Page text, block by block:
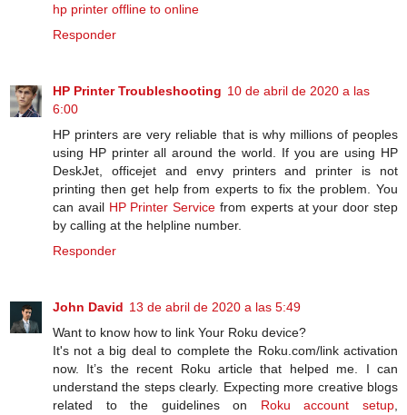
hp printer offline to online
Responder
HP Printer Troubleshooting 10 de abril de 2020 a las
6:00
HP printers are very reliable that is why millions of peoples
using HP printer all around the world. If you are using HP
DeskJet, officejet and envy printers and printer is not
printing then get help from experts to fix the problem. You
can avail HP Printer Service from experts at your door step
by calling at the helpline number.
Responder
John David 13 de abril de 2020 a las 5:49
Want to know how to link Your Roku device?
It's not a big deal to complete the Roku.com/link activation
now. It’s the recent Roku article that helped me. I can
understand the steps clearly. Expecting more creative blogs
related to the guidelines on Roku account setup,